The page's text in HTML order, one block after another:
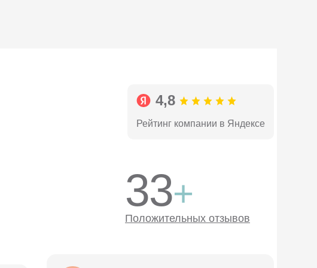
4,8
Рейтинг компании в Яндексе
33+
Положительных отзывов